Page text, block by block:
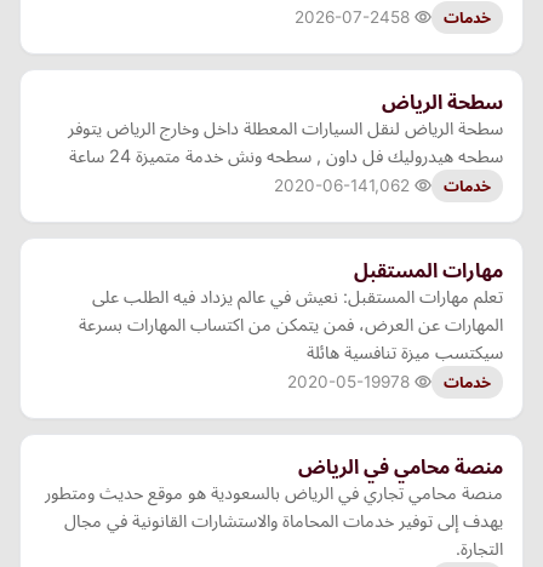
خدمات 2026-07-24
سطحة الرياض
سطحة الرياض لنقل السيارات المعطلة داخل وخارج الرياض يتوفر
سطحه هيدروليك فل داون , سطحه ونش خدمة متميزة 24 ساعة
خدمات 2020-06-14
مهارات المستقبل
تعلم مهارات المستقبل: نعيش في عالم يزداد فيه الطلب على
المهارات عن العرض، فمن يتمكن من اكتساب المهارات بسرعة
سيكتسب ميزة تنافسية هائلة
خدمات 2020-05-19
منصة محامي في الرياض
منصة محامي تجاري في الرياض بالسعودية هو موقع حديث ومتطور
يهدف إلى توفير خدمات المحاماة والاستشارات القانونية في مجال
التجارة.